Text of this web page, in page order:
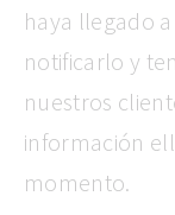
haya llegado
notificarlo y
nuestros
información
momento.